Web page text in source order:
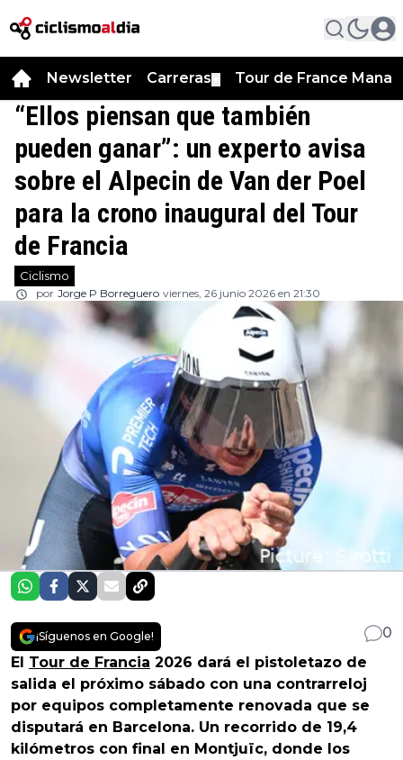
Newsletter Carreras Tour de France
“Ellos piensan que también
pueden ganar”: un experto avisa
sobre el Alpecin de Van der Poel
para la crono inaugural del Tour
de Francia
Ciclismo
por Jorge P Borreguero viernes, 26 junio 2026 en 21:30
¡Síguenos en Google!
0
El Tour de Francia 2026 dará el pistoletazo de
salida el próximo sábado con una contrarreloj
por equipos completamente renovada que se
disputará en Barcelona. Un recorrido de 19,4
kilómetros con final en Montjuïc, donde los